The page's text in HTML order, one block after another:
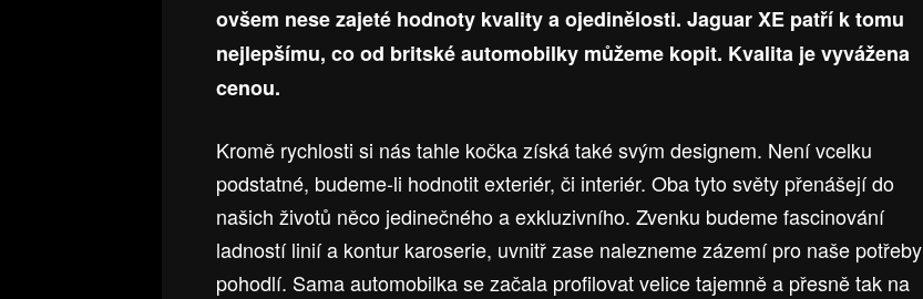
ovšem nese zajeté hodnoty kvality a ojedinělosti. Jaguar XE patří k tomu
nejlepšímu, co od britské automobilky můžeme kopit. Kvalita je vyvážena
cenou.
Kromě rychlosti si nás tahle kočka získá také svým designem. Není vcelku
podstatné, budeme-li hodnotit exteriér, či interiér. Oba tyto světy přenášejí do
našich životů něco jedinečného a exkluzivního. Zvenku budeme fascinování
ladností linií a kontur karoserie, uvnitř zase nalezneme zázemí pro naše potřeby
pohodlí. Sama automobilka se začala profilovat velice tajemně a přesně tak na